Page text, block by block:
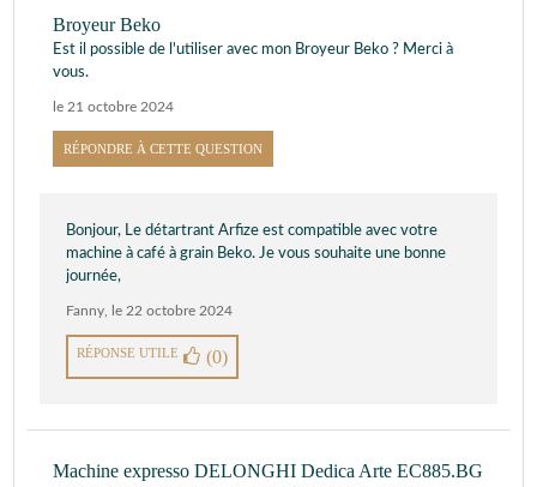
Broyeur Beko
Est il possible de l'utiliser avec mon Broyeur Beko ? Merci à
vous.
le 21 octobre 2024
RÉPONDRE À CETTE QUESTION
Bonjour, Le détartrant Arfize est compatible avec votre
machine à café à grain Beko. Je vous souhaite une bonne
journée,
Fanny, le 22 octobre 2024
RÉPONSE UTILE (0)
Machine expresso DELONGHI Dedica Arte EC885.BG